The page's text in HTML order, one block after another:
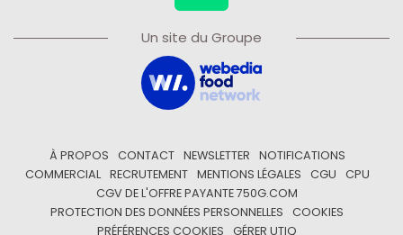
Un site du Groupe
À PROPOS CONTACT NEWSLETTER
NOTIFICATIONS
COMMERCIAL
RECRUTEMENT MENTIONS LÉGALES CGU
CPU
CGV DE L'OFFRE PAYANTE 750G.COM
PROTECTION DES DONNÉES PERSONNELLES
COOKIES
PRÉFÉRENCES COOKIES
GÉRER UTIQ